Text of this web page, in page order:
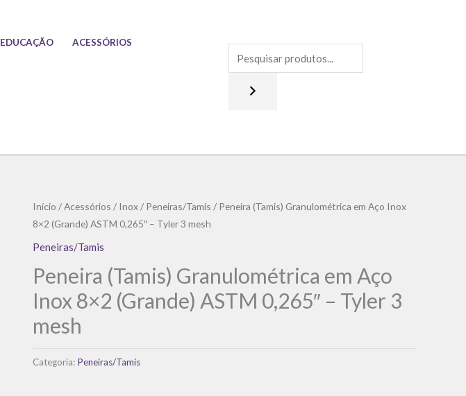
EDUCAÇÃO ACESSÓRIOS
Início /Acessórios / Inox/ Peneiras/Tamis / Peneira (Tamis) Granulométrica em Aço Inox
8×2 (Grande) ASTM 0,265″ – Tyler 3 mesh
Peneiras/Tamis
Peneira (Tamis) Granulométrica em Aço
Inox 8×2 (Grande) ASTM 0,265″ – Tyler 3
mesh
Categoria: Peneiras/Tamis